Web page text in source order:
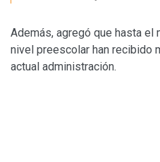
Además, agregó que hasta
nivel preescolar han recibido
actual administración.